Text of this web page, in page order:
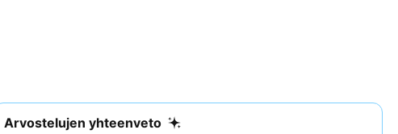
Arvostelujen yhteenveto